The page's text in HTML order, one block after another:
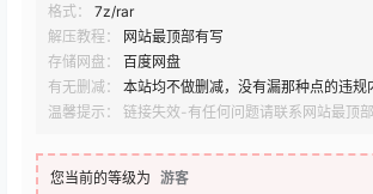
格式：
7z/rar
解压教程：
网站最顶部有写
存储网盘：
百度网盘
有无删减：
本站均不做删减，没有漏那种点的违规
温馨提示： 链接失效-有任何问题请联系网站最顶部
您当前的等级为 游客